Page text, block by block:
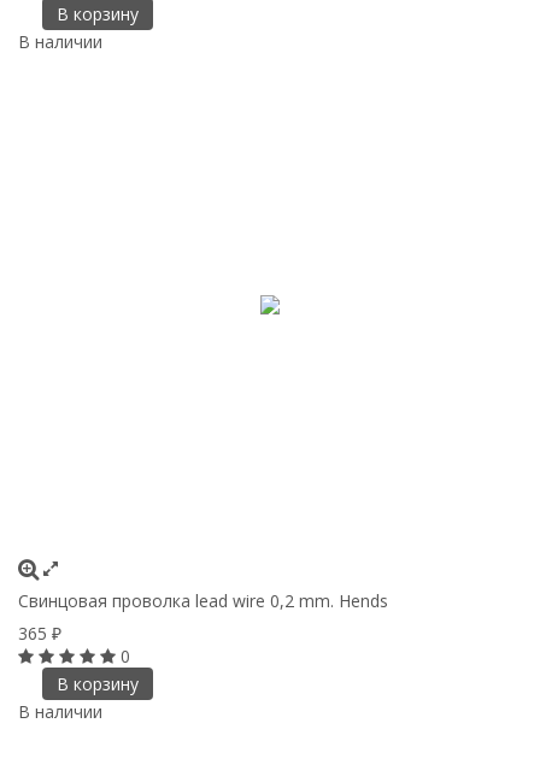
В корзину
В наличии
Свинцовая проволка lead wire 0,2 mm. Hends
365 ₽
0
В корзину
В наличии